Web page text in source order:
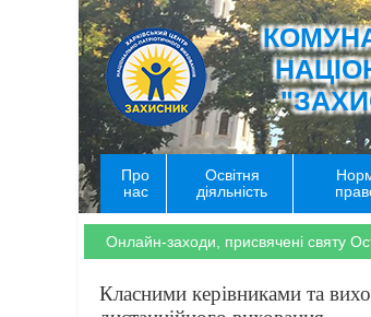
Про
нас
Освітня
діяльність
Онлайн-заходи, присвячені святу
Класними керівниками та